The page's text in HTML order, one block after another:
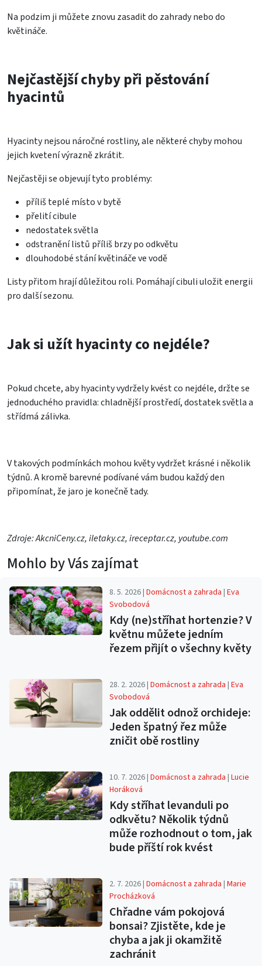
Na podzim ji můžete znovu zasadit do zahrady nebo do
květináče.
Nejčastější chyby při pěstování
hyacintů
Hyacinty nejsou náročné rostliny, ale některé chyby mohou
jejich kvetení výrazně zkrátit.
Nejčastěji se objevují tyto problémy:
příliš teplé místo v bytě
přelití cibule
nedostatek světla
odstranění listů příliš brzy po odkvětu
dlouhodobé stání květináče ve vodě
Listy přitom hrají důležitou roli. Pomáhají cibuli uložit energii
pro další sezonu.
Jak si užít hyacinty co nejdéle?
Pokud chcete, aby hyacinty vydržely kvést co nejdéle, držte se
jednoduchého pravidla: chladnější prostředí, dostatek světla a
střídmá zálivka.
V takových podmínkách mohou květy vydržet krásné i několik
týdnů. A kromě barevné podívané vám budou každý den
připomínat, že jaro je konečně tady.
Zdroje: AkcniCeny.cz, iletaky.cz, ireceptar.cz, youtube.com
Mohlo by Vás zajímat
8. 5. 2026 |Domácnost a zahrada |Eva
Svobodová
Kdy (ne)stříhat hortenzie? V
květnu můžete jedním
řezem přijít o všechny květy
28. 2. 2026 |Domácnost a zahrada |Eva
Svobodová
Jak oddělit odnož orchideje:
Jeden špatný řez může
zničit obě rostliny
10. 7. 2026 |Domácnost a zahrada |Lucie
Horáková
Kdy stříhat levanduli po
odkvětu? Několik týdnů
může rozhodnout o tom, jak
bude příští rok kvést
2. 7. 2026 |Domácnost a zahrada |Marie
Procházková
Chřadne vám pokojová
bonsai? Zjistěte, kde je
chyba a jak ji okamžitě
zachránit